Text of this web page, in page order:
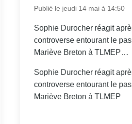
Publié le jeudi 14 mai à 14:50
Sophie Durocher réagit
controverse entourant le
Mariève Breton à TLMEP…
Sophie Durocher réagit
controverse entourant le
Mariève Breton à TLMEP